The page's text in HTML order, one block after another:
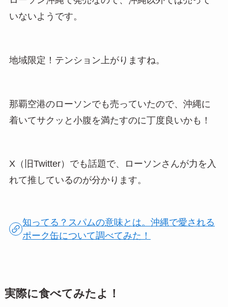
いないようです。
地域限定！テンション上がりますね。
那覇空港のローソンでも売っていたので、沖縄に
着いてサクッと小腹を満たすのに丁度良いかも！
X（旧Twitter）でも話題で、ローソンさんが力を入
れて推しているのが分かります。
知ってる？スパムの意味とは。沖縄で愛される
ポーク缶について調べてみた！
実際に食べてみたよ！